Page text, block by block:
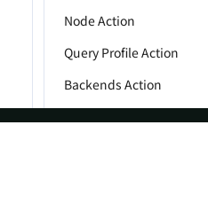
Node Action
Query Profile Action
Backends Action